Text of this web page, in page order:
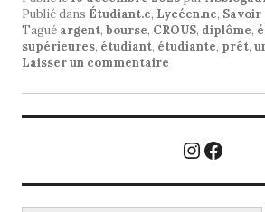
Publié dans Étudiant.e, Lycéen.ne, Savoir
Tagué argent, bourse, CROUS, diplôme,
supérieures, étudiant, étudiante, prêt,
Laisser un commentaire